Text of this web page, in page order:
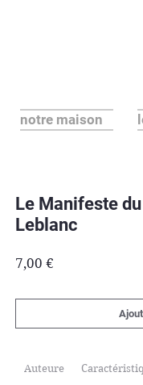
notre maison
Le Manifeste
Leblanc
7,00 €
Auteure